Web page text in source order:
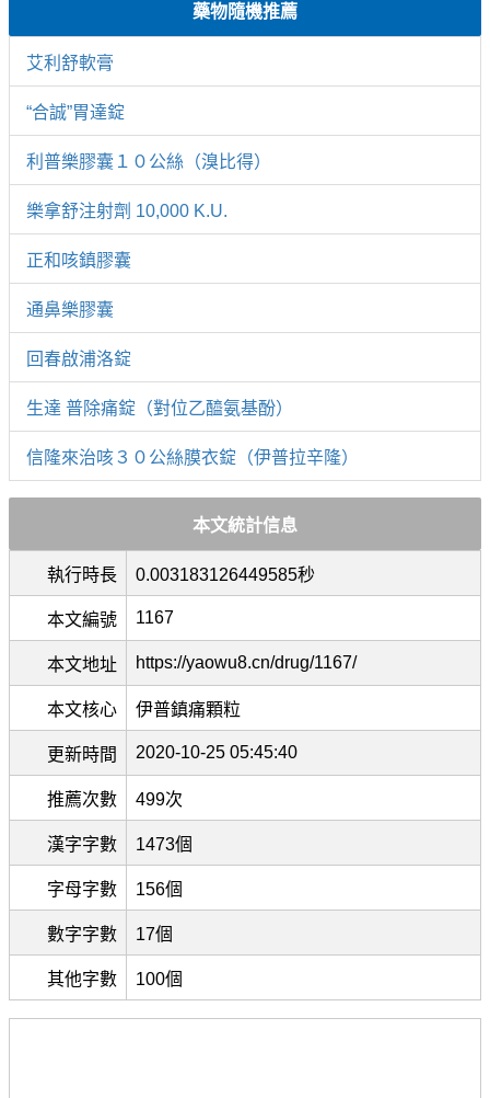
藥物隨機推薦
艾利舒軟膏
“合誠”胃達錠
利普樂膠囊１０公絲（溴比得）
樂拿舒注射劑 10,000 K.U.
正和咳鎮膠囊
通鼻樂膠囊
回春啟浦洛錠
生達 普除痛錠（對位乙醯氨基酚）
信隆來治咳３０公絲膜衣錠（伊普拉辛隆）
本文統計信息
執行時長 0.003183126449585秒
本文編號 1167
本文地址 https://yaowu8.cn/drug/1167/
本文核心 伊普鎮痛顆粒
更新時間 2020-10-25 05:45:40
推薦次數 499次
漢字字數 1473個
字母字數 156個
數字字數 17個
其他字數 100個